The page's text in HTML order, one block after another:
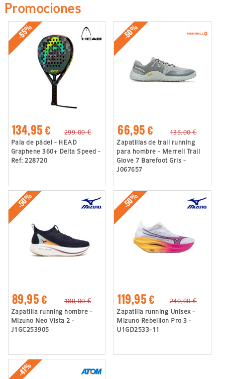
Promociones
-55%
134,95 €
299,00 €
Pala de pádel - HEAD
Graphene 360+ Delta Speed -
Ref: 228720
-50%
66,95 €
135,00 €
Zapatillas de trail running
para hombre - Merrell Trail
Glove 7 Barefoot Gris -
J067657
-50%
89,95 €
180,00 €
Zapatilla running hombre -
Mizuno Neo Vista 2 -
J1GC253905
-50%
119,95 €
240,00 €
Zapatilla running Unisex -
Mizuno Rebellion Pro 3 -
U1GD2533-11
-41%